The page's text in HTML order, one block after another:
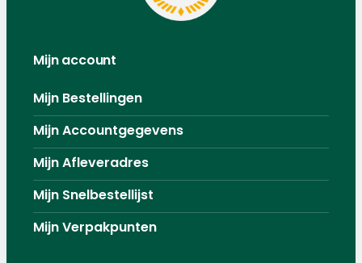
Mijn account
Mijn Bestellingen
Mijn Accountgegevens
Mijn Afleveradres
Mijn Snelbestellijst
Mijn Verpakpunten